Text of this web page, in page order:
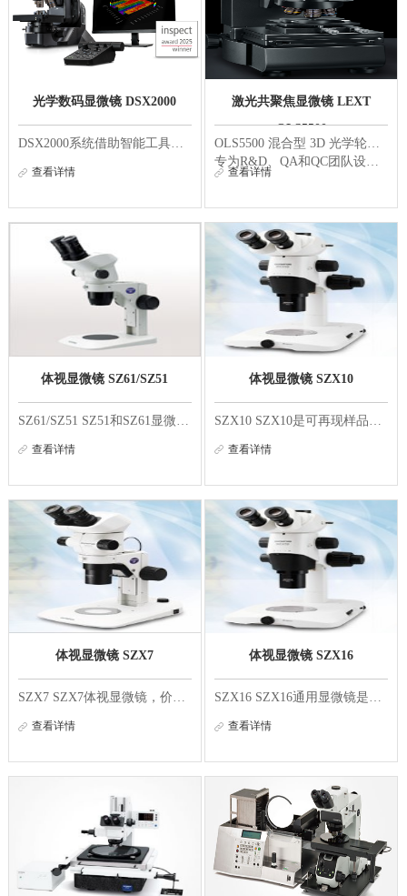
光学数码显微镜 DSX2000
DSX2000系统借助智能工具、一体化成像功能和可定制的界面，能够灵活适应您的需求。配备了PRECiV软件的DSX2000显微镜，可助力您的团队快速获得精准的结果，并捕捉到超过4K分辨率的出色图像。其直观且流畅的体验让各种技能水平的用户都能轻松、自信地使用该系统。...
查看详情
激光共聚焦显微镜 LEXT
OLS5500
OLS5500 混合型 3D 光学轮廓仪将激光扫描显微镜（LSM）、白光干涉（WLI）和焦点变化显微镜（FVM）集成于同一强大平台。
专为R&D、QA和QC团队设计，能够提供精准的表面细节、可追溯且让用户有信心的测量精
度，以及直观的用户体验，助力优化工作流程。
查看详情
体视显微镜 SZ61/SZ51
查看详情
体视显微镜 SZX10
查看详情
体视显微镜 SZX7
SZX7 SZX7体视显微镜，价格适中、操作简便、观察舒适，并配有7:1变焦率功能和内置防静电保护装置，采用了先进的伽利略光学系统，可生成优异的高画质图像。 优异的可视性和丰富的扩展性能 采用了系统扩展性能优越的伽利略光学系统 伽利略光学系统光路图 采用...
查看详情
体视显微镜 SZX16
SZX16 SZX16通用显微镜是根据检测应用的需求设计的，0.7x - 11.5x，变倍比可达16.4倍，分辨率可达900 LP/mm。能够满足广泛的研究需求。 卓越光学性能带来的鲜明观察影像 16.4倍超大变焦比 0.7倍～11.5倍的变焦范围，不需要交换物镜就能一次性观察样品的整体...
查看详情